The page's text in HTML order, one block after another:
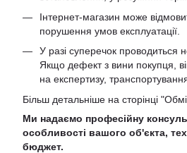
Інтернет-магазин може
порушення умов експлуатації.
У разі суперечок проводиться
Якщо дефект з вини покупця,
на експертизу,
Більш детальніше на сторінці "
Ми надаємо професійну
особливості вашого об'єкта,
бюджет.